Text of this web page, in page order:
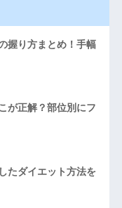
握り方まとめ！手幅
が正解？部位別にフ
たダイエット方法を